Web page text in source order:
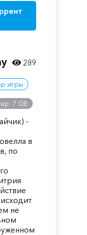
игры
7 GB
-
в
по
не
289